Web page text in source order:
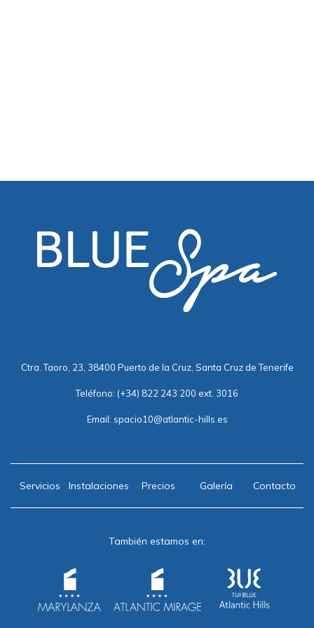
Ctra. Taoro, 23, 38400 Puerto de la Cruz, Santa Cruz de Tenerife
Teléfono: (+34) 822 243 200 ext. 3016
Email: spacio10@atlantic-hills.es
Servicios Instalaciones Precios Galería Contacto
También estamos en: